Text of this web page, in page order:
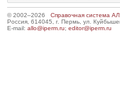
© 2002–2026 Справочная система
Россия, 614045, г. Пермь, ул.
E-mail: allo@iperm.ru; editor@iperm.ru